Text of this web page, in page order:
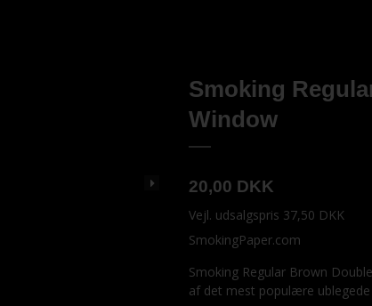
Smoking
Window
20,00 DKK
Vejl. udsalgspris 37,50 DKK
SmokingPaper.com
Smoking Regular Brown
af det mest populære